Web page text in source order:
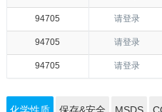
94705 请登录
94705 请登录
94705 请登录